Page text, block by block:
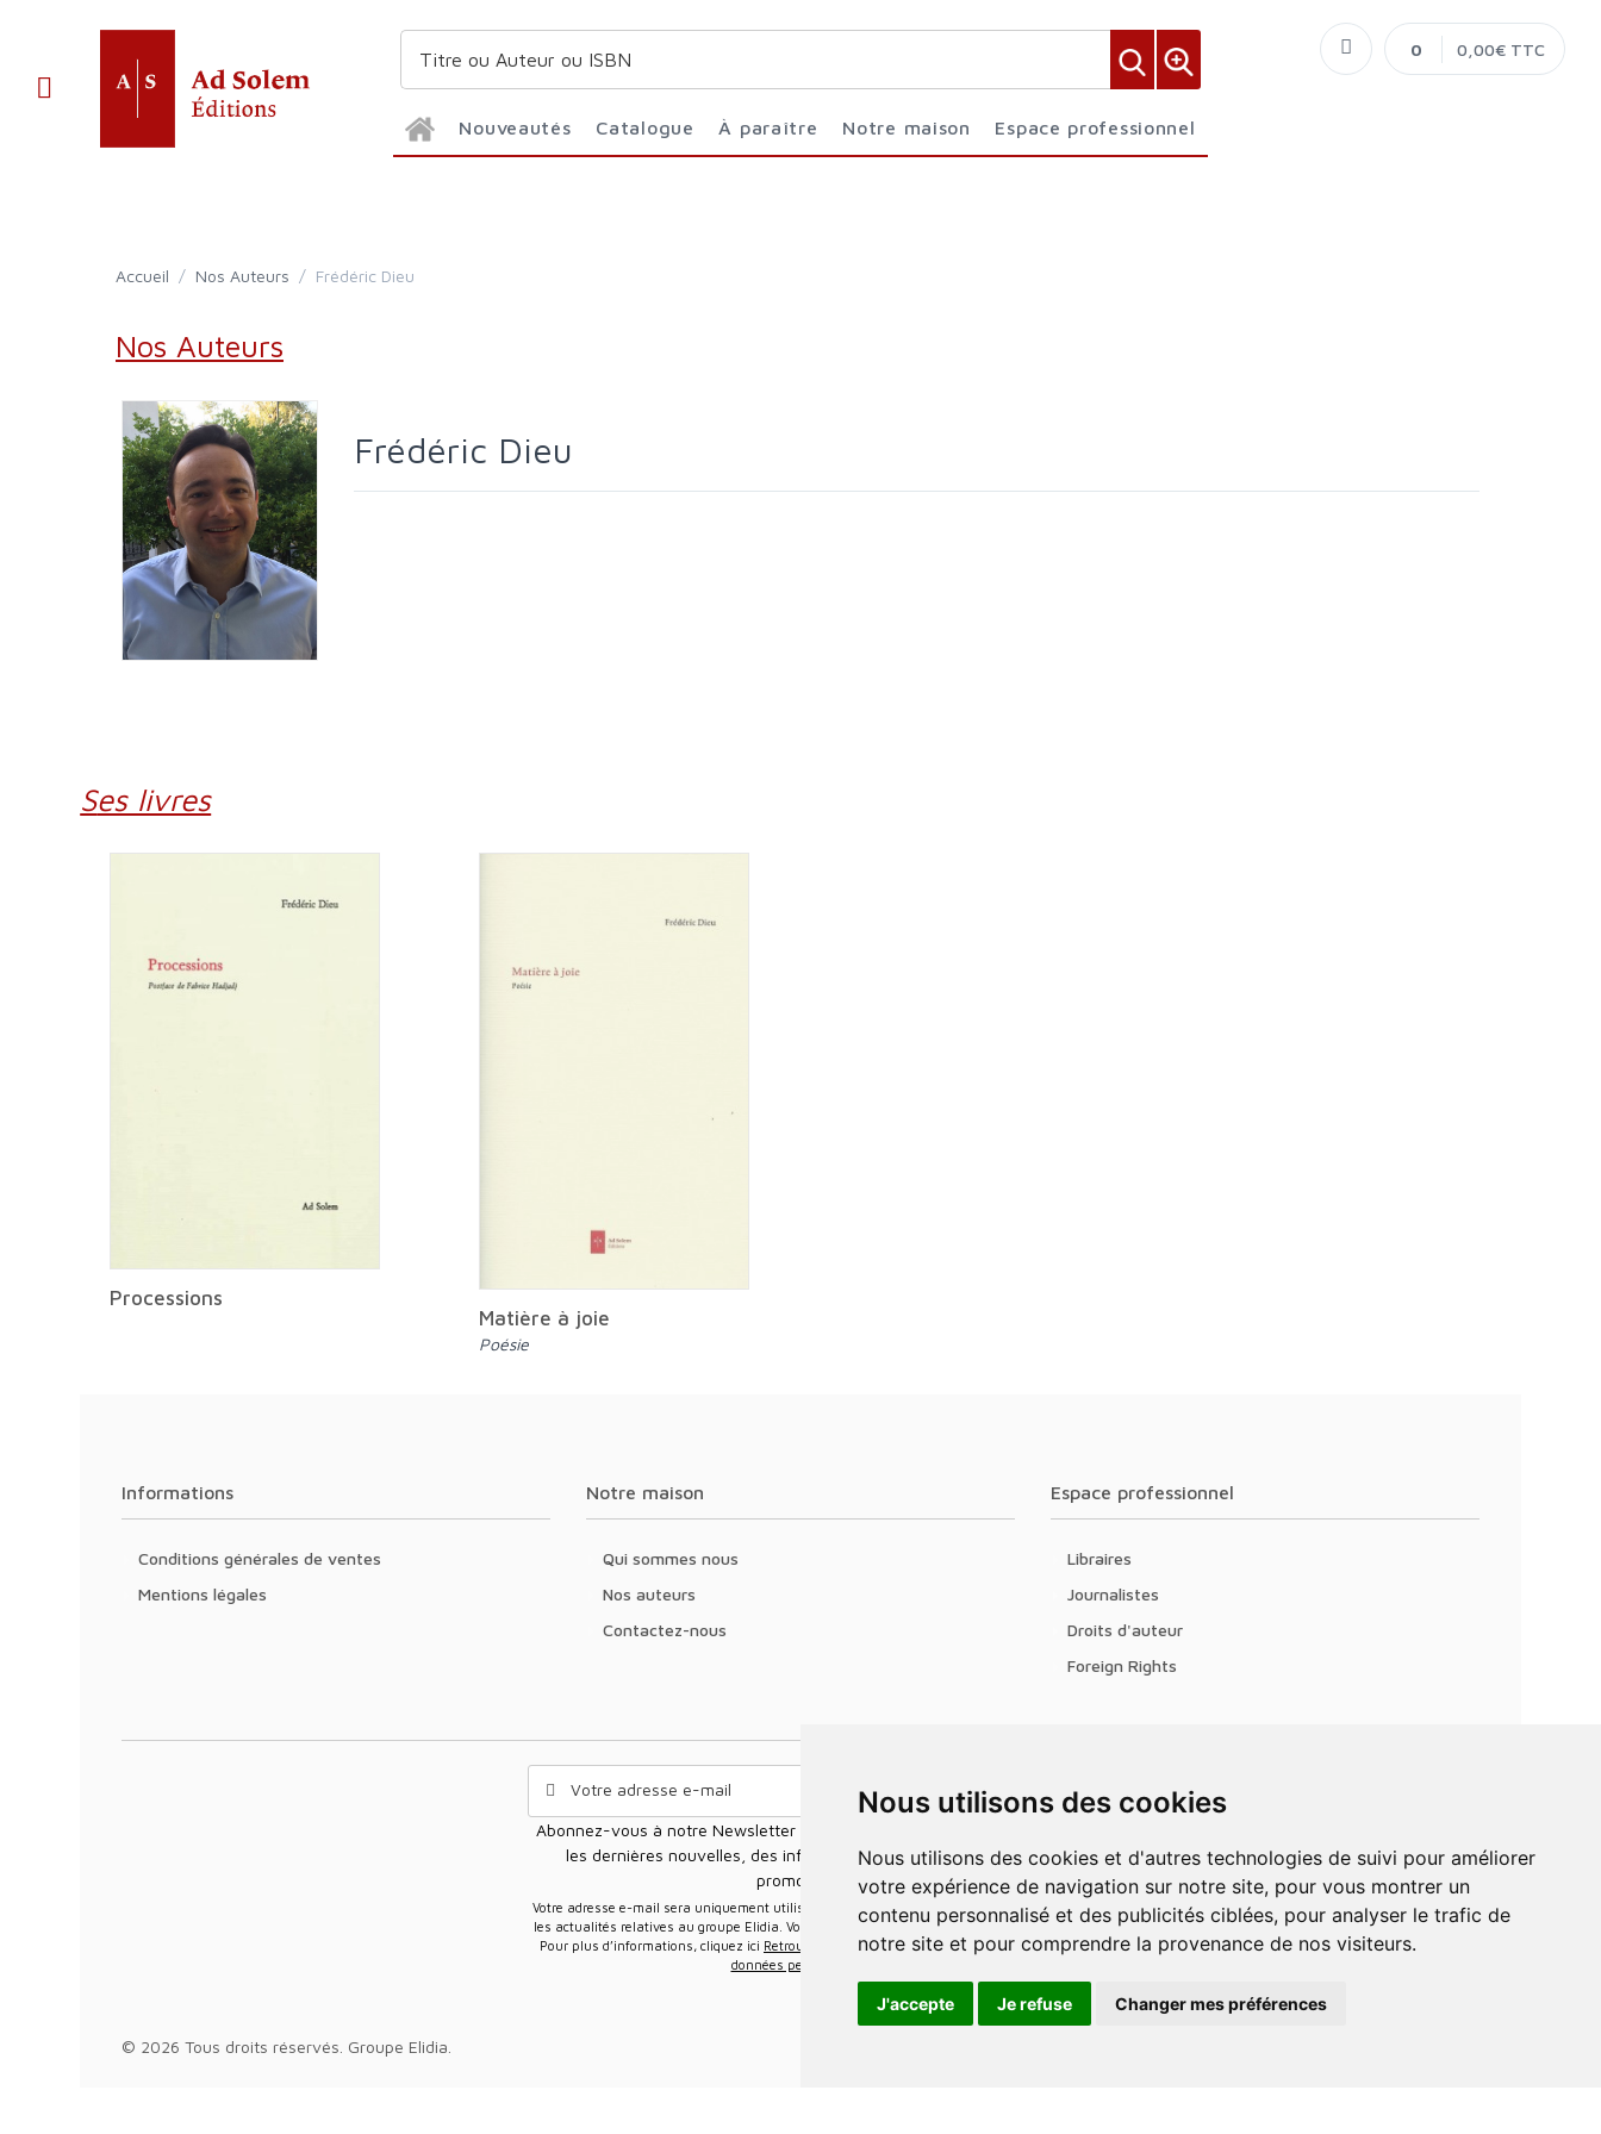
Nous utilisons des cookies
Nous utilisons des cookies et d'autres technologies de suivi pour améliorer
votre expérience de navigation sur notre site, pour vous montrer un
contenu personnalisé et des publicités ciblées, pour analyser le trafic de
notre site et pour comprendre la provenance de nos visiteurs.
J'accepte Je refuse Changer mes préférences
Nouveautés Catalogue À paraître Notre maison Espace professionnel
0 0,00€ TTC
Accueil / Nos Auteurs / Frédéric Dieu
Nos Auteurs
Frédéric Dieu
Ses livres
Processions
Matière à joie
Poésie
Informations
Conditions générales de ventes
Mentions légales
Notre maison
Qui sommes nous
Nos auteurs
Contactez-nous
Espace professionnel
Libraires
Journalistes
Droits d'auteur
Foreign Rights
Abonnez-vous à notre Newsletter pour recevoir nos nouvelles offres,
les dernières nouvelles, des informations sur les ventes et les
promotions.
Votre adresse e-mail sera uniquement utilisée pour vous envoyer des informations sur
les actualités relatives au groupe Elidia. Vous pouvez vous désinscrire à tout moment.
Pour plus d’informations, cliquez ici Retrouvez ici notre politique de protection de vos
données personnelles
© 2026 Tous droits réservés. Groupe Elidia